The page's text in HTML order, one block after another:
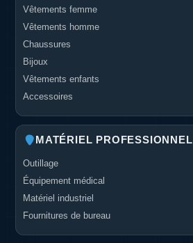
Vêtements femme
Vêtements homme
Chaussures
Bijoux
Vêtements enfants
Accessoires
MATÉRIEL PROFESSIONNEL
Outillage
Équipement médical
Matériel industriel
Fournitures de bureau